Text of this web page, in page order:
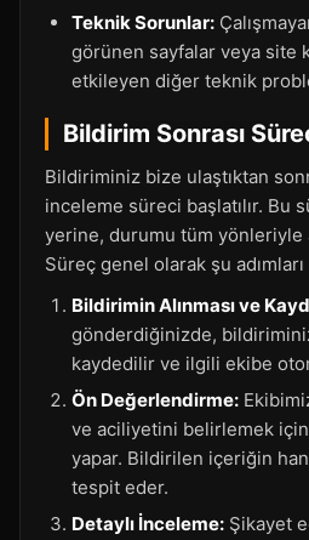
Teknik Sorunlar:
görünen sayfalar veya site
etkileyen diğer teknik
Bildirim Sonrası
Bildiriminiz bize ulaştıktan
inceleme süreci başlatılır. Bu
yerine, durumu tüm yönleriyle
Süreç genel olarak şu
Bildirimin Alınması ve
gönderdiğinizde,
kaydedilir ve ilgili ekibe
Ön Değerlendirme:
ve aciliyetini belirlemek
yapar. Bildirilen içeriğin
tespit eder.
Detaylı İnceleme: Şikayet